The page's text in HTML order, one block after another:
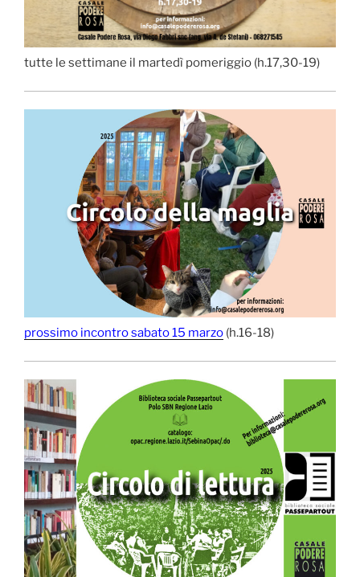
tutte le settimane il martedì pomeriggio (h.17,30-19)
prossimo incontro sabato 15 marzo (h.16-18)